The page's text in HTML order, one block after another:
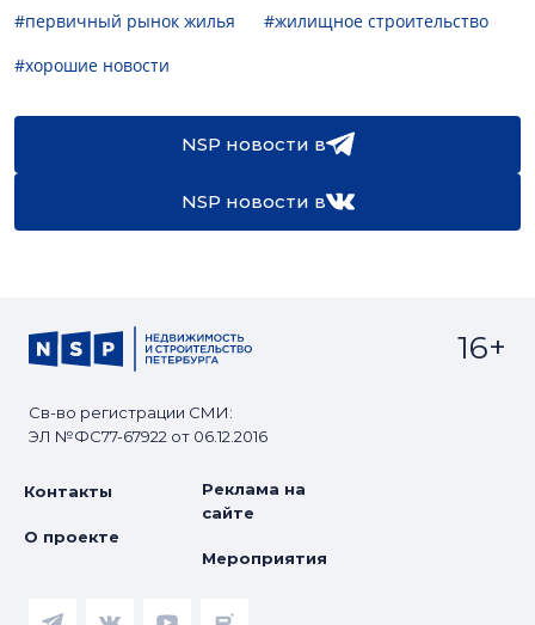
#первичный рынок жилья
#жилищное строительство
#хорошие новости
NSP новости в
NSP новости в
Св-во регистрации СМИ:
ЭЛ №ФС77-67922 от 06.12.2016
16+
Контакты
О проекте
Реклама на
сайте
Мероприятия